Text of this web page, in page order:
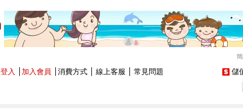
登入 加入會員 消費方式 線上客服 常見問題 儲